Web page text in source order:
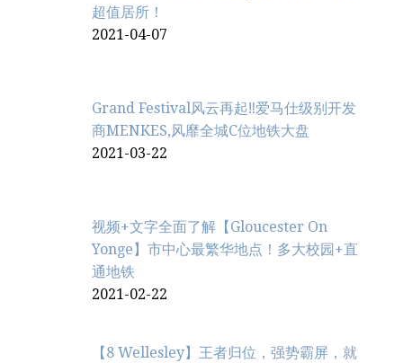
超值居所！
2021-04-07
Grand Festival风云再起‼️爱马仕级别开发
商MENKES,风靡全城C位地铁大盘
2021-03-22
视频+文字全面了解【Gloucester On
Yonge】市中心最繁华地点！多大校园+直
通地铁
2021-02-22
【8 Wellesley】王者归位，强势霸屏，就